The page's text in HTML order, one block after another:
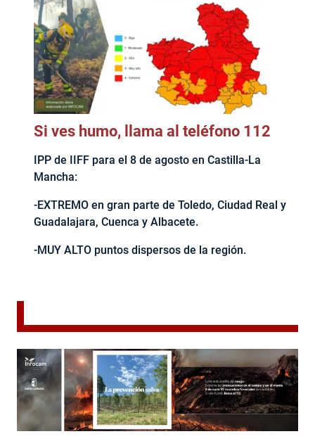
Si ves humo, llama al teléfono 112
IPP de IIFF para el 8 de agosto en Castilla-La
Mancha:
-EXTREMO en gran parte de Toledo, Ciudad Real y
Guadalajara, Cuenca y Albacete.
-MUY ALTO puntos dispersos de la región.